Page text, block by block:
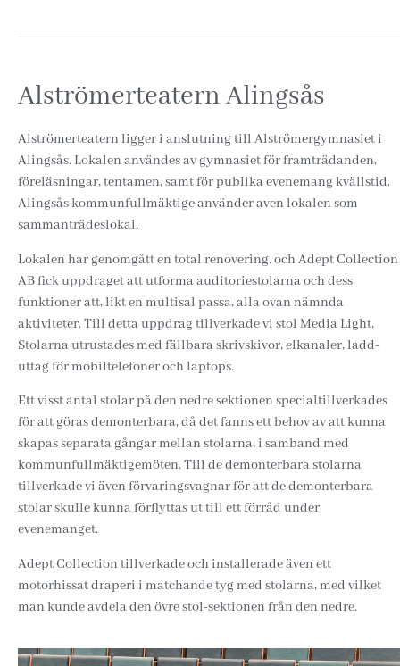
Alströmerteatern Alingsås
Alströmerteatern ligger i anslutning till Alströmergymnasiet i
Alingsås. Lokalen användes av gymnasiet för framträdanden,
föreläsningar, tentamen, samt för publika evenemang kvällstid.
Alingsås kommunfullmäktige använder aven lokalen som
sammanträdeslokal.
Lokalen har genomgått en total renovering, och Adept Collection
AB fick uppdraget att utforma auditoriestolarna och dess
funktioner att, likt en multisal passa, alla ovan nämnda
aktiviteter. Till detta uppdrag tillverkade vi stol Media Light,
Stolarna utrustades med fällbara skrivskivor, elkanaler, ladd-
uttag för mobiltelefoner och laptops.
Ett visst antal stolar på den nedre sektionen specialtillverkades
för att göras demonterbara, då det fanns ett behov av att kunna
skapas separata gångar mellan stolarna, i samband med
kommunfullmäktigemöten. Till de demonterbara stolarna
tillverkade vi även förvaringsvagnar för att de demonterbara
stolar skulle kunna förflyttas ut till ett förråd under
evenemanget.
Adept Collection tillverkade och installerade även ett
motorhissat draperi i matchande tyg med stolarna, med vilket
man kunde avdela den övre stol-sektionen från den nedre.